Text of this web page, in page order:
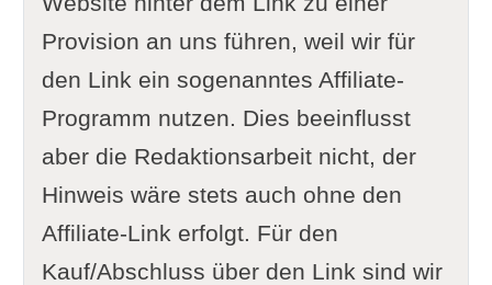
Provision an uns führen, weil wir für
den Link ein sogenanntes Affiliate-
Programm nutzen. Dies beeinflusst
aber die Redaktionsarbeit nicht, der
Hinweis wäre stets auch ohne den
Affiliate-Link erfolgt. Für den
Kauf/Abschluss über den Link sind wir